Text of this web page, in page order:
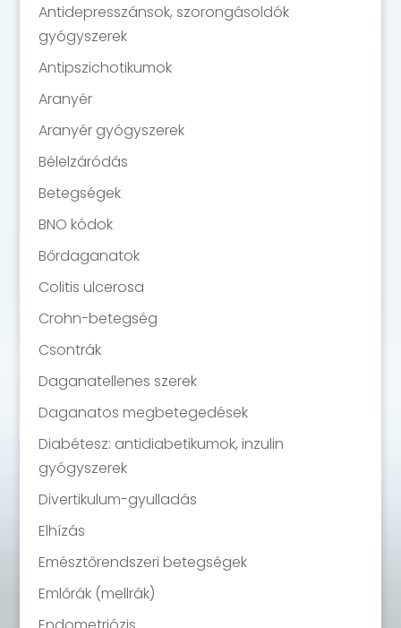
Antidepresszánsok, szorongásoldók
gyógyszerek
Antipszichotikumok
Aranyér
Aranyér gyógyszerek
Bélelzáródás
Betegségek
BNO kódok
Bőrdaganatok
Colitis ulcerosa
Crohn-betegség
Csontrák
Daganatellenes szerek
Daganatos megbetegedések
Diabétesz: antidiabetikumok, inzulin
gyógyszerek
Divertikulum-gyulladás
Elhízás
Emésztőrendszeri betegségek
Emlőrák (mellrák)